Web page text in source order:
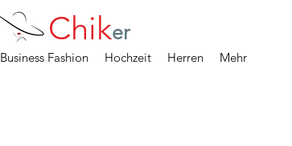
Chiker
Business Fashion Hochzeit Herren Mehr